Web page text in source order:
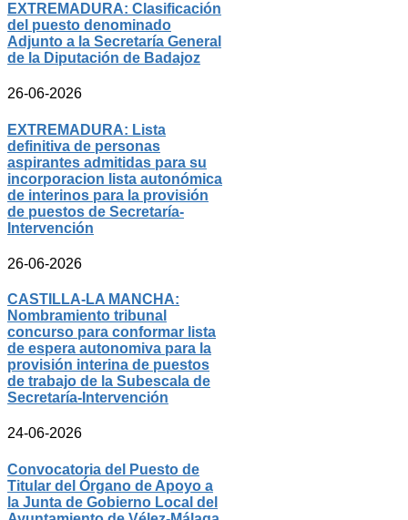
EXTREMADURA: Clasificación
del puesto denominado
Adjunto a la Secretaría General
de la Diputación de Badajoz
26-06-2026
EXTREMADURA: Lista
definitiva de personas
aspirantes admitidas para su
incorporacion lista autonómica
de interinos para la provisión
de puestos de Secretaría-
Intervención
26-06-2026
CASTILLA-LA MANCHA:
Nombramiento tribunal
concurso para conformar lista
de espera autonomiva para la
provisión interina de puestos
de trabajo de la Subescala de
Secretaría-Intervención
24-06-2026
Convocatoria del Puesto de
Titular del Órgano de Apoyo a
la Junta de Gobierno Local del